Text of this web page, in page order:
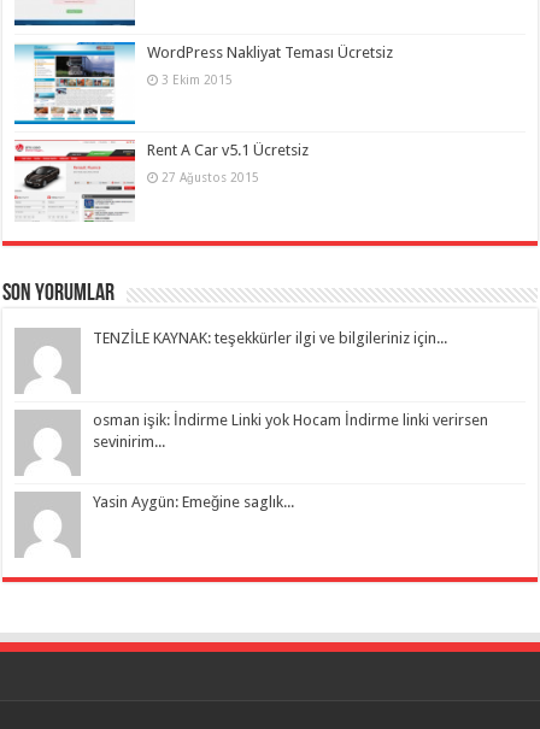
WordPress Nakliyat Teması Ücretsiz
3 Ekim 2015
Rent A Car v5.1 Ücretsiz
27 Ağustos 2015
Son Yorumlar
TENZİLE KAYNAK: teşekkürler ilgi ve bilgileriniz için...
osman işik: İndirme Linki yok Hocam İndirme linki verirsen
sevinirim...
Yasin Aygün: Emeğine saglık...